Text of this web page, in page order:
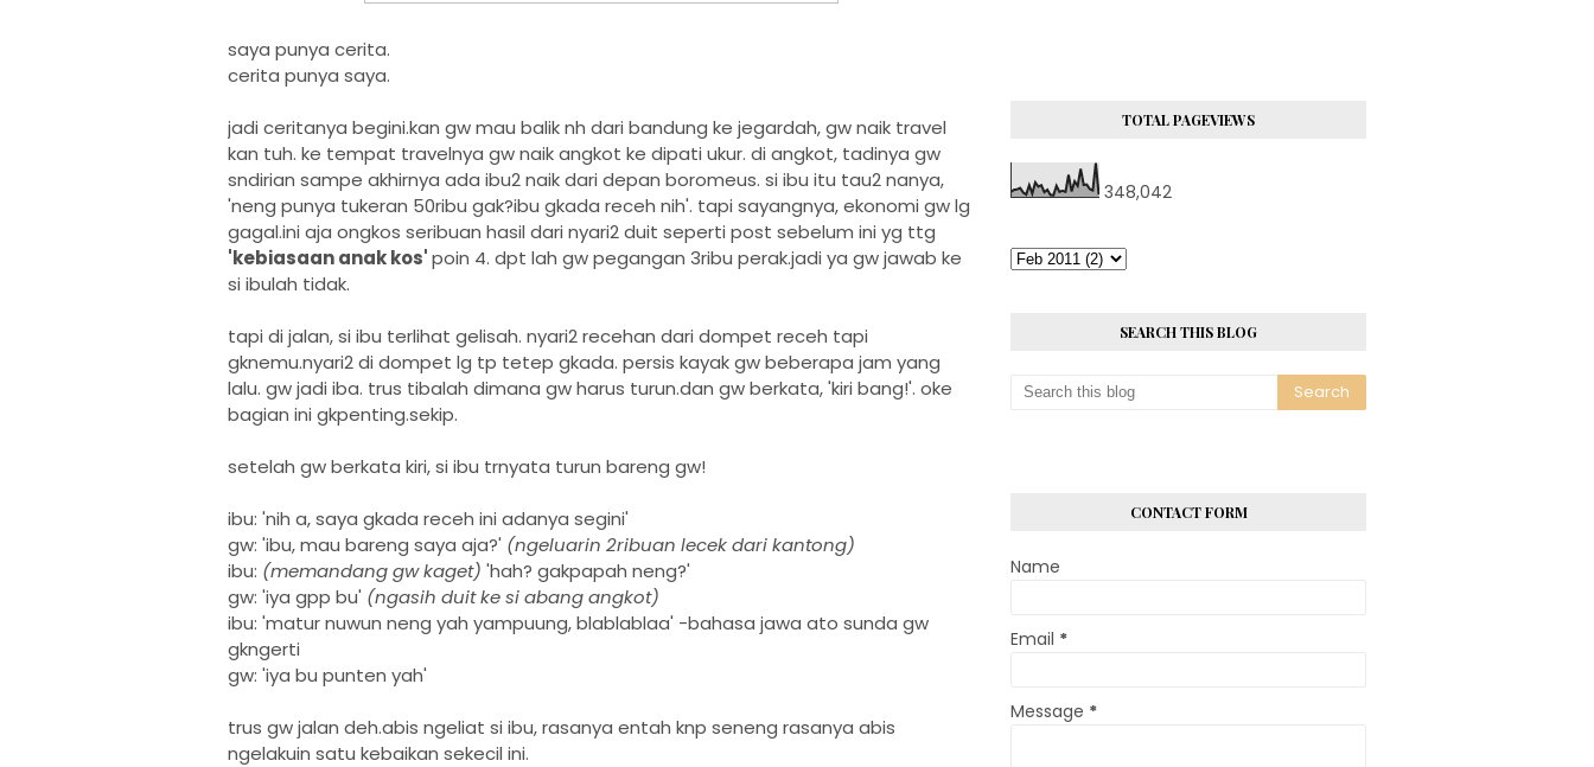
saya punya cerita.
cerita punya saya.
jadi ceritanya begini.kan gw mau balik nh dari bandung ke jegardah, gw naik travel
kan tuh. ke tempat travelnya gw naik angkot ke dipati ukur. di angkot, tadinya gw
sndirian sampe akhirnya ada ibu2 naik dari depan boromeus. si ibu itu tau2 nanya,
'neng punya tukeran 50ribu gak?ibu gkada receh nih'. tapi sayangnya, ekonomi gw lg
gagal.ini aja ongkos seribuan hasil dari nyari2 duit seperti post sebelum ini yg ttg
'kebiasaan anak kos'poin 4. dpt lah gw pegangan 3ribu perak.jadi ya gw jawab ke
si ibulah tidak.
tapi di jalan, si ibu terlihat gelisah. nyari2 recehan dari dompet receh tapi
gknemu.nyari2 di dompet lg tp tetep gkada. persis kayak gw beberapa jam yang
lalu. gw jadi iba. trus tibalah dimana gw harus turun.dan gw berkata, 'kiri bang!'. oke
bagian ini gkpenting.sekip.
setelah gw berkata kiri, si ibu trnyata turun bareng gw!
ibu: 'nih a, saya gkada receh ini adanya segini'
gw: 'ibu, mau bareng saya aja?' (ngeluarin 2ribuan lecek dari kantong)
ibu: (memandang gw kaget) 'hah? gakpapah neng?'
gw: 'iya gpp bu' (ngasih duit ke si abang angkot)
ibu: 'matur nuwun neng yah yampuung, blablablaa' -bahasa jawa ato sunda gw
gkngerti
gw: 'iya bu punten yah'
trus gw jalan deh.abis ngeliat si ibu, rasanya entah knp seneng rasanya abis
ngelakuin satu kebaikan sekecil ini.
TOTAL PAGEVIEWS
348,042
SEARCH THIS BLOG
CONTACT FORM
Name
Email *
Message *